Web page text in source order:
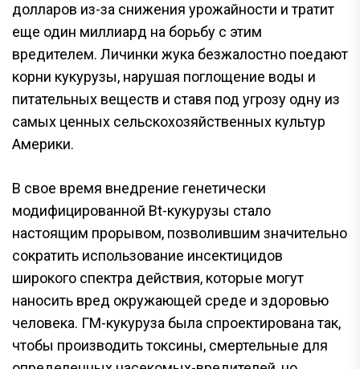
долларов из-за снижения урожайности и тратит
еще один миллиард на борьбу с этим
вредителем. Личинки жука безжалостно поедают
корни кукурузы, нарушая поглощение воды и
питательных веществ и ставя под угрозу одну из
самых ценных сельскохозяйственных культур
Америки.
В свое время внедрение генетически
модифицированной Bt-кукурузы стало
настоящим прорывом, позволившим значительно
сократить использование инсектицидов
широкого спектра действия, которые могут
наносить вред окружающей среде и здоровью
человека. ГМ-кукуруза была спроектирована так,
чтобы производить токсины, смертельные для